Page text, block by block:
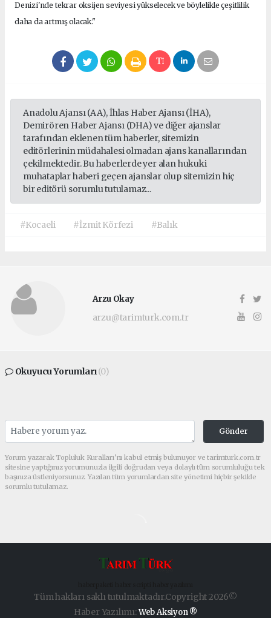
Denizi'nde tekrar oksijen seviyesi yükselecek ve böylelikle çeşitlilik
daha da artmış olacak."
Anadolu Ajansı (AA), İhlas Haber Ajansı (İHA),
Demirören Haber Ajansı (DHA) ve diğer ajanslar
tarafından eklenen tüm haberler, sitemizin
editörlerinin müdahalesi olmadan ajans kanallarından
çekilmektedir. Bu haberlerde yer alan hukuki
muhataplar haberi geçen ajanslar olup sitemizin hiç
bir editörü sorumlu tutulamaz...
#Kocaeli #İzmit Körfezi #Balık
Arzu Okay
arzu@tarimturk.com.tr
Okuyucu Yorumları(0)
Gönder
Yorum yazarak Topluluk Kuralları’nı kabul etmiş bulunuyor ve tarimturk.com.tr
sitesine yaptığınız yorumunuzla ilgili doğrudan veya dolaylı tüm sorumluluğu tek
başınıza üstleniyorsunuz. Yazılan tüm yorumlardan site yönetimi hiçbir şekilde
sorumlu tutulamaz.
Tüm hakları saklı tutulmaktadır.Copyright 2026©
Haber Yazılımı:Web Aksiyon ®